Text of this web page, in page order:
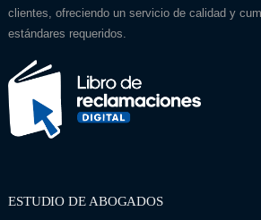
clientes, ofreciendo un servicio de calidad y
estándares requeridos.
ESTUDIO DE ABOGADOS